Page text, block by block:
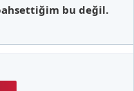
bu değil.